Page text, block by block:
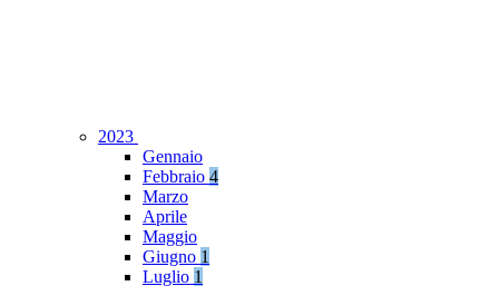
2023
Gennaio
Febbraio 4
Marzo
Aprile
Maggio
Giugno 1
Luglio 1